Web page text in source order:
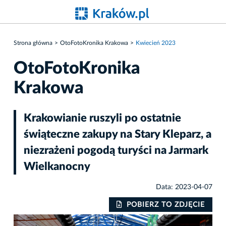
Strona główna OtoFotoKronika Krakowa Kwiecień 2023
OtoFotoKronika
Krakowa
Krakowianie ruszyli po ostatnie
świąteczne zakupy na Stary Kleparz, a
niezrażeni pogodą turyści na Jarmark
Wielkanocny
Data: 2023-04-07
POBIERZ TO ZDJĘCIE